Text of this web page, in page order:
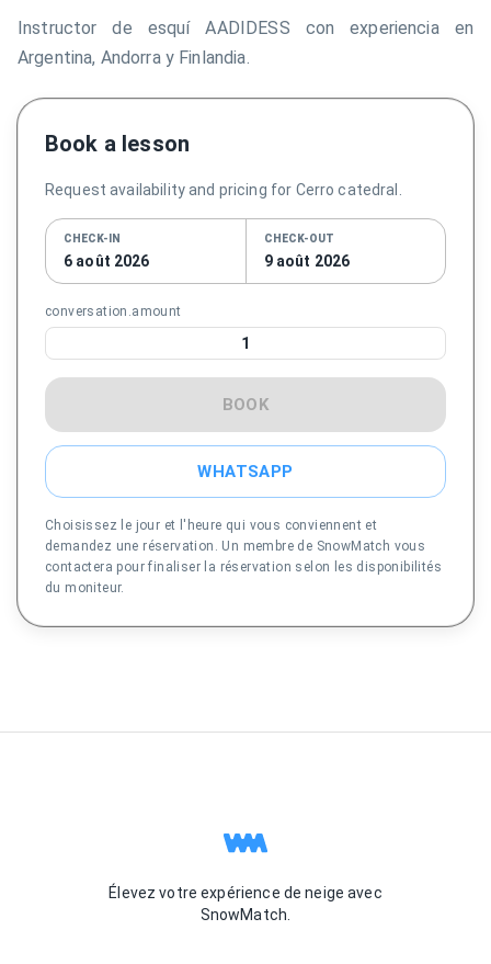
Instructor de esquí AADIDESS con experiencia en
Argentina, Andorra y Finlandia.
Book a lesson
Request availability and pricing for Cerro catedral.
CHECK-IN
6 août 2026
CHECK-OUT
9 août 2026
conversation.amount
1
BOOK
WHATSAPP
Choisissez le jour et l'heure qui vous conviennent et
demandez une réservation. Un membre de SnowMatch vous
contactera pour finaliser la réservation selon les disponibilités
du moniteur.
Élevez votre expérience de neige avec
SnowMatch.